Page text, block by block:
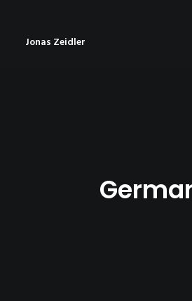
Jonas Zeidler